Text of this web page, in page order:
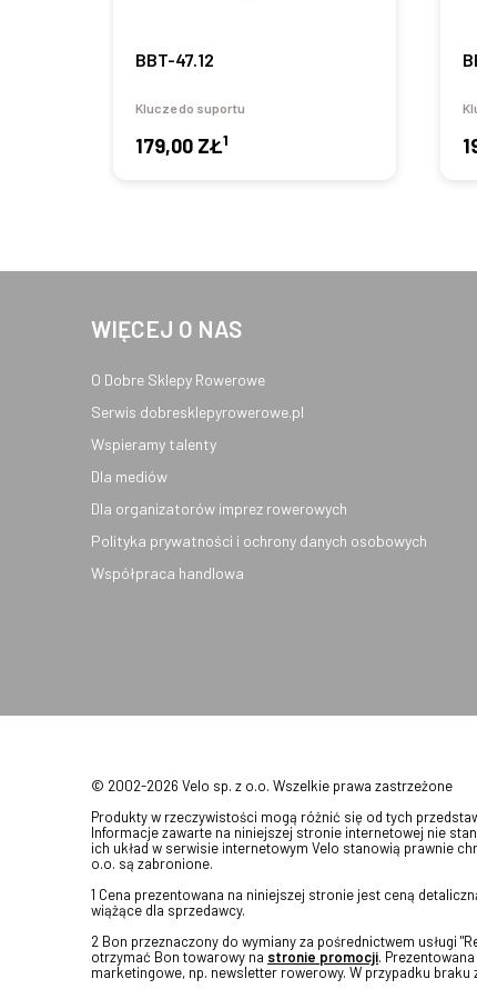
BBT-47.12
Klucze do suportu
179,00 ZŁ1
WIĘCEJ O NAS
O Dobre Sklepy Rowerowe
Serwis dobresklepyrowerowe.pl
Wspieramy talenty
Dla mediów
Dla organizatorów imprez rowerowych
Polityka prywatności i ochrony danych osobowych
Współpraca handlowa
© 2002-2026 Velo sp. z o.o. Wszelkie prawa zastrzeżone
Produkty w rzeczywistości mogą różnić się od tych
Informacje zawarte na niniejszej stronie internetowej nie
ich układ w serwisie internetowym Velo stanowią prawnie
o.o. są zabronione.
1 Cena prezentowana na niniejszej stronie jest ceną
wiążące dla sprzedawcy.
2 Bon przeznaczony do wymiany za pośrednictwem usługi
otrzymać Bon towarowy na stronie promocji.
marketingowe, np. newsletter rowerowy. W przypadku braku